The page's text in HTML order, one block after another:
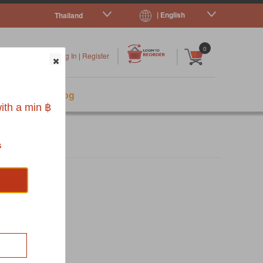
| English
Thailand
0
Log In | Register
Pet Blog
a min ฿